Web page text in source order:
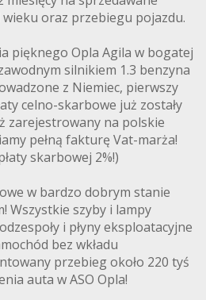
oraz przebiegu pojazdu.
pięknego Opla Agila w bogatej
silnikiem 1.3 benzyna
z Niemiec, pierwszy
celno-skarbowe już zostały
zarejestrowany na polskie
pełną fakturę Vat-marża!
skarbowej 2%!)
w bardzo dobrym stanie
Wszystkie szyby i lampy
i płyny eksploatacyjne
bez wkładu
przebieg około 220 tyś
auta w ASO Opla!